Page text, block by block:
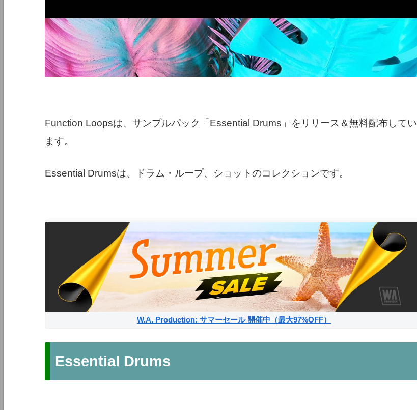
Function Loopsは、サンプルパック「Essential Drums」をリリース＆無料配布してい
ます。
Essential Drumsは、ドラム・ループ、ショットのコレクションです。
W.A. Production: サマーセール 開催中（最大97%OFF）
Essential Drums